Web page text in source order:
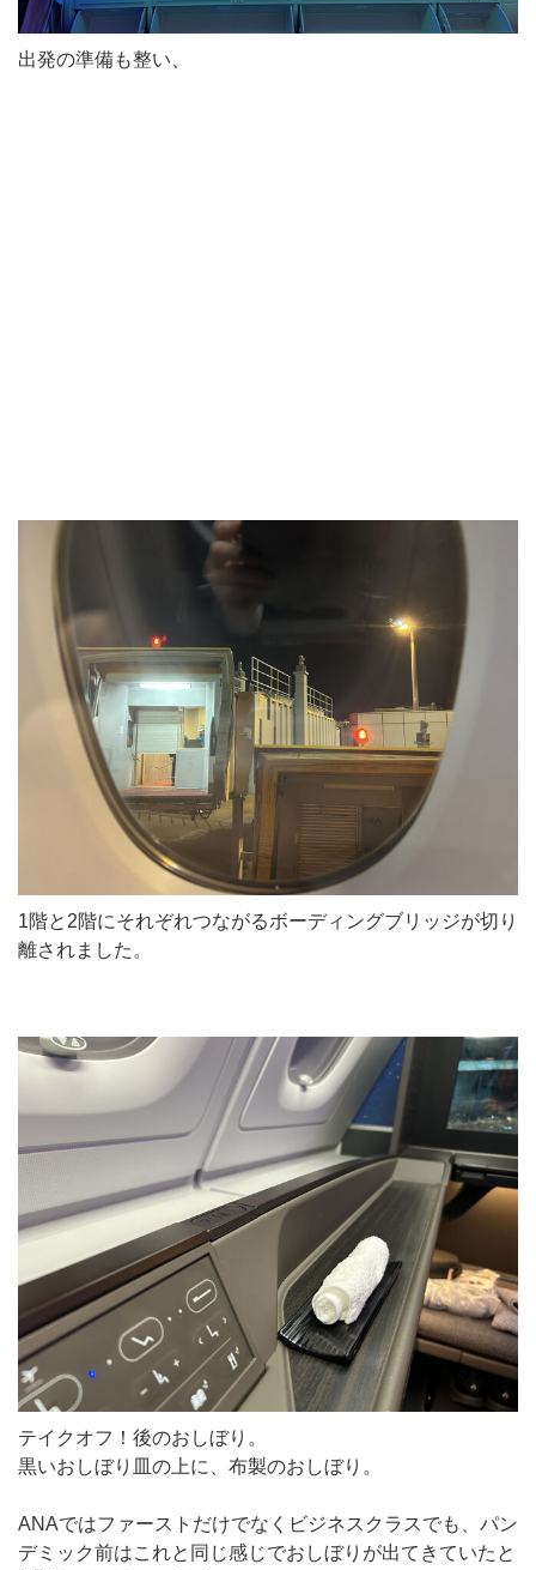
出発の準備も整い、
1階と2階にそれぞれつながるボーディングブリッジが切り
離されました。
テイクオフ！後のおしぼり。
黒いおしぼり皿の上に、布製のおしぼり。
ANAではファーストだけでなくビジネスクラスでも、パン
デミック前はこれと同じ感じでおしぼりが出てきていたと